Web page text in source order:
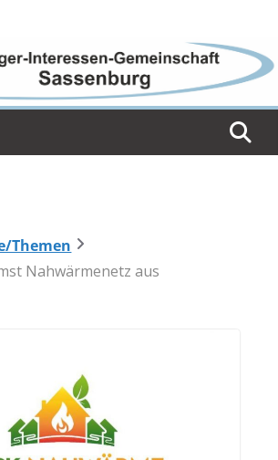
Themen
Nahwärmenetz aus